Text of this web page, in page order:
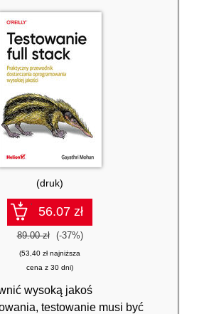
(druk)
56.07 zł
89.00 zł (-37%)
(53,40 zł najniższa
cena z 30 dni)
wysoką jakoś
testowanie musi być